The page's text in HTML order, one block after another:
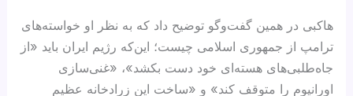
هاکبی در همین گفت‌وگو توضیح داد که به نظر او خواسته‌های
ترامپ از جمهوری اسلامی چیست؛ این‌که رژیم ایران باید «از
جاه‌طلبی‌های هسته‌ای خود دست بکشد»، «غنی‌سازی
اورانیوم را متوقف کند» و «ساخت این زرادخانه عظیم